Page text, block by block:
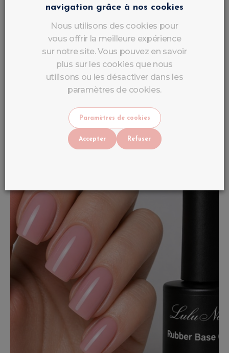
Base Rubber Colorée Nude UV/LED
LuluNails
navigation grâce à nos cookies
Nous utilisons des cookies pour
vous offrir la meilleure expérience
sur notre site. Vous pouvez en savoir
plus sur les cookies que nous
utilisons ou les désactiver dans les
paramètres de cookies.
Paramètres de cookies
Accepter Refuser